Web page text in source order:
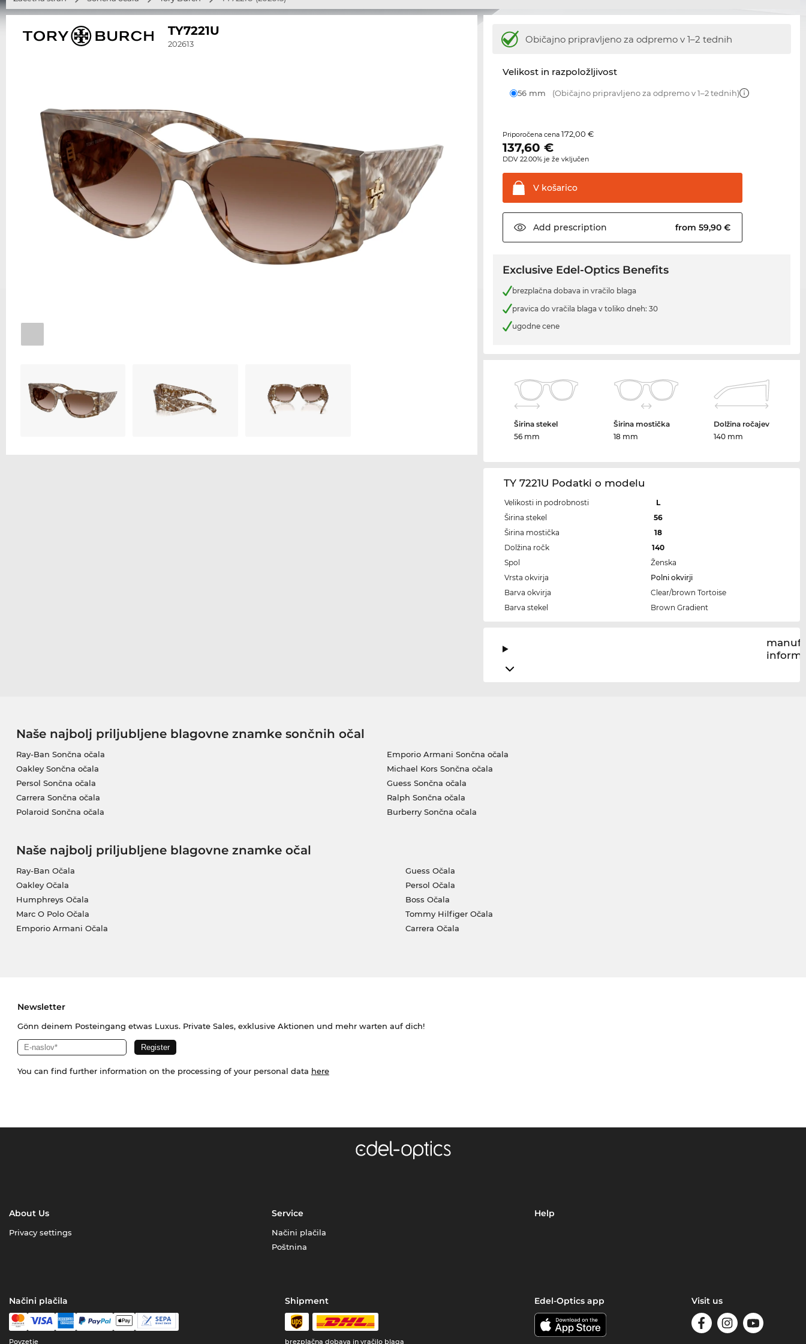
TY7221U
202613 Običajno pripravljeno za odpremo v 1–2 tednih
Velikost in razpoložljivost
56 mm (Običajno pripravljeno za odpremo v 1–2 tednih)
Priporočena cena172,00 €
137,60 €
DDV 22.00% je že vključen
V košarico
Add prescription from 59,90 €
Exclusive Edel-Optics Benefits
brezplačna dobava in vračilo blaga
pravica do vračila blaga v toliko dneh: 30
ugodne cene
Širina stekel
56 mm
Širina mostička
18 mm
Dolžina ročajev
140 mm
TY 7221U Podatki o modelu
Velikosti in podrobnosti
L
Širina stekel
56
Širina mostička
18
Dolžina ročk
140
Spol
Ženska
Vrsta okvirja
Polni okvirji
Barva okvirja
Clear/brown Tortoise
Barva stekel
Brown Gradient
Naše najbolj priljubljene blagovne znamke sončnih očal
Ray-Ban Sončna očala
Oakley Sončna očala
Persol Sončna očala
Carrera Sončna očala
Polaroid Sončna očala
Emporio Armani Sončna očala
Michael Kors Sončna očala
Guess Sončna očala
Ralph Sončna očala
Burberry Sončna očala
Naše najbolj priljubljene blagovne znamke očal
Ray-Ban Očala
Oakley Očala
Humphreys Očala
Marc O Polo Očala
Emporio Armani Očala
Guess Očala
Persol Očala
Boss Očala
Tommy Hilfiger Očala
Carrera Očala
Newsletter
Gönn deinem Posteingang etwas Luxus. Private Sales, exklusive Aktionen und mehr warten auf dich!
You can find further information on the processing of your personal data here
About Us
Privacy settings
Service
Načini plačila
Poštnina
Help
Načini plačila
Povzetje
Shipment
brezplačna dobava in vračilo blaga
Edel-Optics app Visit us